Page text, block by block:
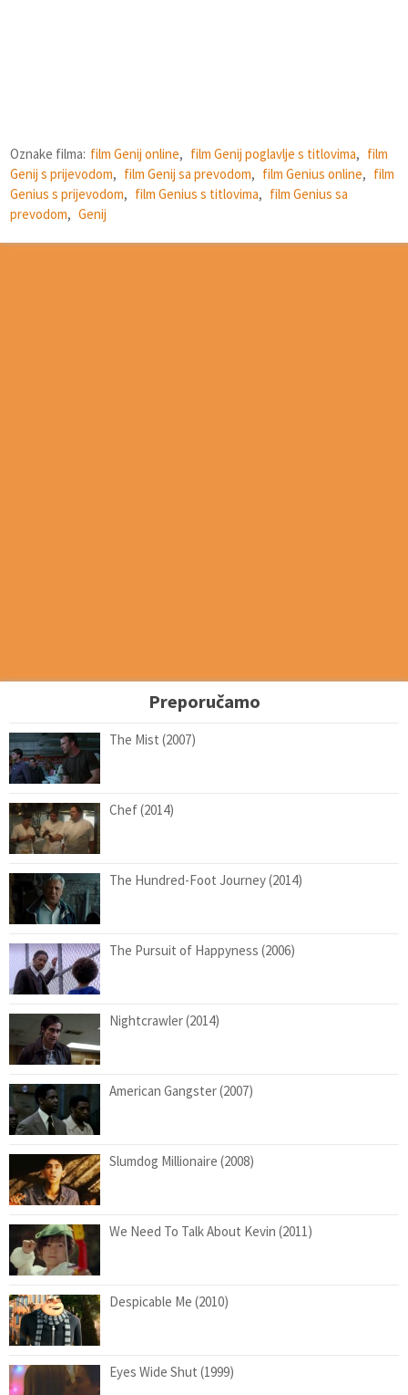
Oznake filma: film Genij online, film Genij poglavlje s titlovima, film
Genij s prijevodom, film Genij sa prevodom, film Genius online, film
Genius s prijevodom, film Genius s titlovima, film Genius sa
prevodom, Genij
Preporučamo
The Mist (2007)
Chef (2014)
The Hundred-Foot Journey (2014)
The Pursuit of Happyness (2006)
Nightcrawler (2014)
American Gangster (2007)
Slumdog Millionaire (2008)
We Need To Talk About Kevin (2011)
Despicable Me (2010)
Eyes Wide Shut (1999)